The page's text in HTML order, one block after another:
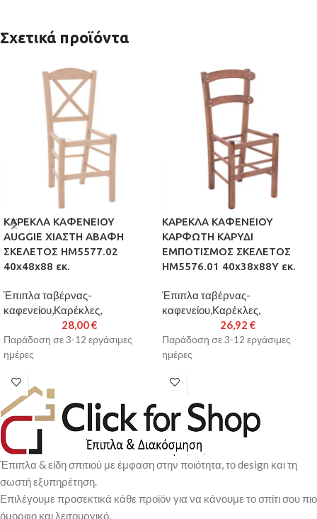
Σχετικά προϊόντα
ΚΑΡΕΚΛΑ ΚΑΦΕΝΕΙΟΥ
AUGGIE ΧΙΑΣΤΗ ΑΒΑΦΗ
ΣΚΕΛΕΤΟΣ HM5577.02
40x48x88 εκ.
Έπιπλα ταβέρνας-
καφενείου,Καρέκλες,
28,00€
Παράδοση σε 3-12 εργάσιμες
ημέρες
ΚΑΡΕΚΛΑ ΚΑΦΕΝΕΙΟΥ
ΚΑΡΦΩΤΗ ΚΑΡΥΔΙ
ΕΜΠΟΤΙΣΜΟΣ ΣΚΕΛΕΤΟΣ
HM5576.01 40x38x88Υ εκ.
Έπιπλα ταβέρνας-
καφενείου,Καρέκλες,
26,92 €
Παράδοση σε 3-12 εργάσιμες
ημέρες
Έπιπλα & είδη σπιτιού με έμφαση στην ποιότητα, το design και τη
σωστή εξυπηρέτηση.
Επιλέγουμε προσεκτικά κάθε προϊόν για να κάνουμε το σπίτι σου πιο
όμορφο και λειτουργικό.